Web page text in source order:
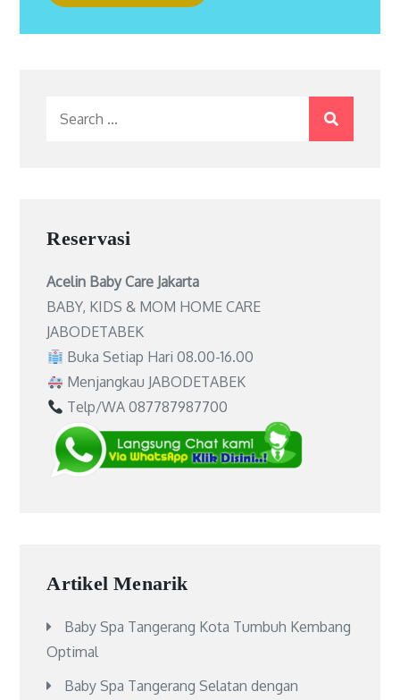
Search
Reservasi
Acelin Baby Care Jakarta
BABY, KIDS & MOM HOME CARE
JABODETABEK
Buka Setiap Hari 08.00-16.00
Menjangkau JABODETABEK
Telp/WA 087787987700
Artikel Menarik
Baby Spa Tangerang Kota Tumbuh Kembang
Optimal
Baby Spa Tangerang Selatan dengan